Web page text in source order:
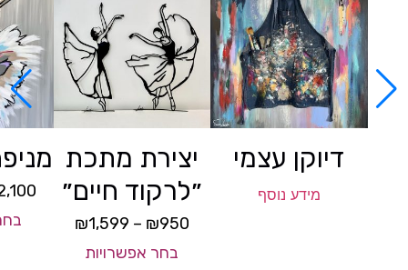
דיוקן עצמי
מידע נוסף
יצירת מתכת
״לרקוד חיים״
₪950
–
₪1,599
בחר אפשרויות